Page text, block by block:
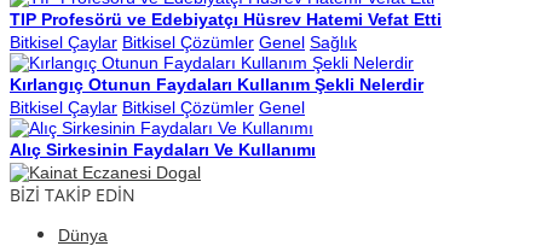
TIP Profesörü ve Edebiyatçı Hüsrev Hatemi Vefat Etti
Bitkisel Çaylar Bitkisel Çözümler Genel Sağlık
Kırlangıç Otunun Faydaları Kullanım Şekli Nelerdir
Bitkisel Çaylar Bitkisel Çözümler Genel
Alıç Sirkesinin Faydaları Ve Kullanımı
BİZİ TAKİP EDİN
Dünya